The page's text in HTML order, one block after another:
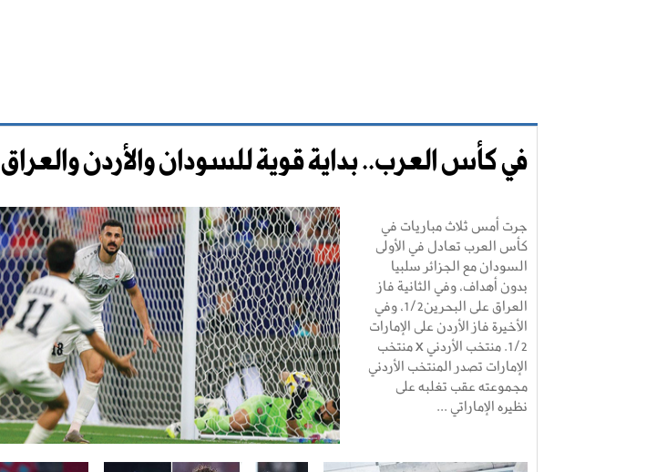
في كأس العرب.. بداية قوية للسودان والأردن والعراق
جرت أمس ثلاث مباريات في
كأس العرب تعادل في الأولى
السودان مع الجزائر سلبيا
بدون أهداف، وفي الثانية فاز
العراق على البحرين1/2، وفي
الأخيرة فاز الأردن على الإمارات
1/2. منتخب الأردني X منتخب
الإمارات تصدر المنتخب الأردني
مجموعته عقب تغلبه على
نظيره الإماراتي ...